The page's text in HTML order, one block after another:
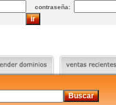
contraseña: